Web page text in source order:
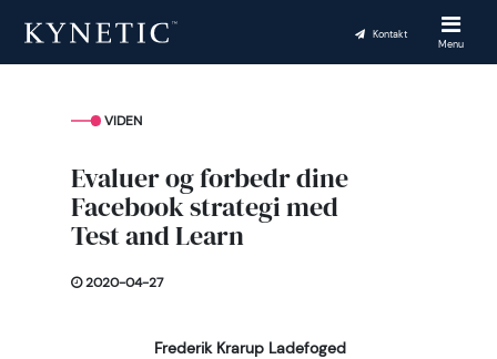
Kontakt
Menu
VIDEN
Evaluer og forbedr dine
Facebook strategi med
Test and Learn
2020-04-27
Frederik Krarup Ladefoged